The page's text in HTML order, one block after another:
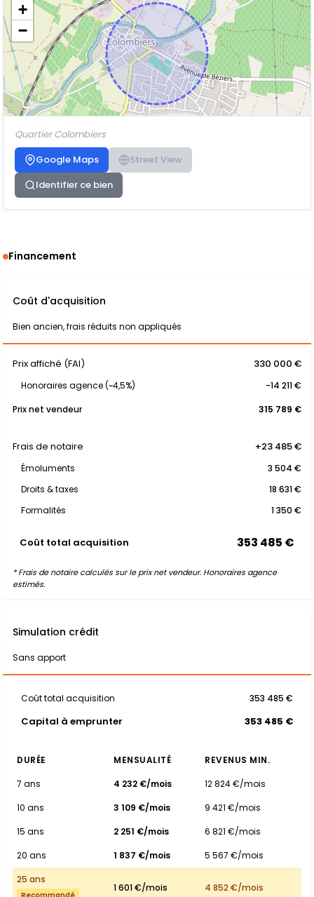
+
−
Quartier Colombiers
Google Maps
Street View
Identifier ce bien
Financement
Coût d'acquisition
Bien ancien, frais réduits non appliqués
Prix affiché (FAI) 330 000 €
Honoraires agence (~4,5%)
-14 211 €
Prix net vendeur
315 789 €
Frais de notaire +23 485 €
Émoluments
3 504 €
Droits & taxes
18 631 €
Formalités
1 350 €
Coût total acquisition 353 485 €
* Frais de notaire calculés sur le prix net vendeur. Honoraires agence
estimés.
Simulation crédit
Sans apport
Coût total acquisition 353 485 €
Capital à emprunter 353 485 €
DURÉE MENSUALITÉ
REVENUS MIN.
7 ans
4 232 €/mois
12 824 €/mois
10 ans
3 109 €/mois
9 421 €/mois
15 ans
2 251 €/mois
6 821 €/mois
20 ans
1 837 €/mois
5 567 €/mois
25 ans
1 601 €/mois 4 852 €/mois